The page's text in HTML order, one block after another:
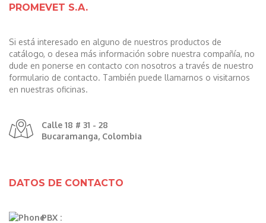
PROMEVET S.A.
Si está interesado en alguno de nuestros productos de
catálogo, o desea más información sobre nuestra compañía, no
dude en ponerse en contacto con nosotros a través de nuestro
formulario de contacto. También puede llamarnos o visitarnos
en nuestras oficinas.
Calle 18 # 31 - 28
Bucaramanga, Colombia
DATOS DE CONTACTO
PBX :